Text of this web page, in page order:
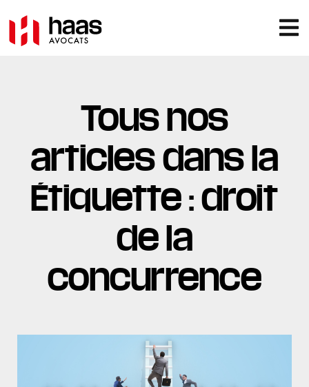
Tous nos
articles dans la
Étiquette : droit
de la
concurrence